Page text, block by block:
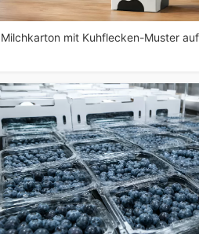
Milchkarton mit Kuhflecken-Muster